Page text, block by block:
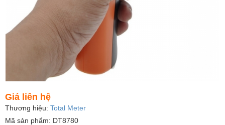
Giá liên hệ
Thương hiệu: Total Meter
Mã sản phẩm: DT8780